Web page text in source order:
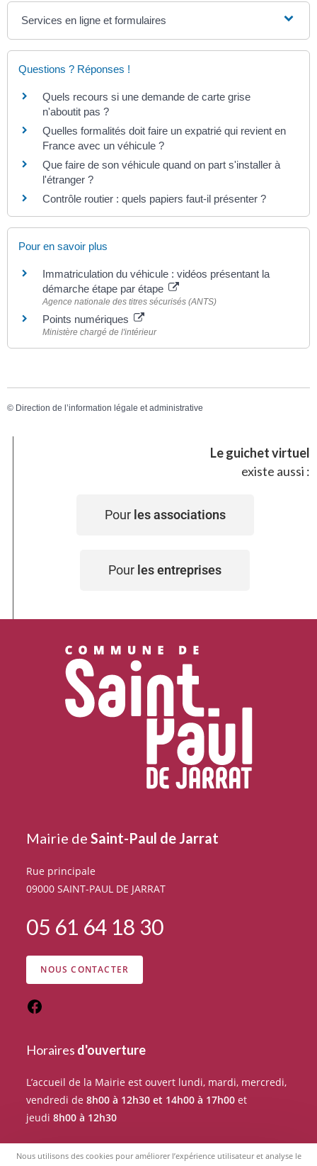
Services en ligne et formulaires
Questions ? Réponses !
Quels recours si une demande de carte grise
n'aboutit pas ?
Quelles formalités doit faire un expatrié qui revient en
France avec un véhicule ?
Que faire de son véhicule quand on part s'installer à
l'étranger ?
Contrôle routier : quels papiers faut-il présenter ?
Pour en savoir plus
Immatriculation du véhicule : vidéos présentant la
démarche étape par étape
Agence nationale des titres sécurisés (ANTS)
Points numériques
Ministère chargé de l'intérieur
© Direction de l’information légale et administrative
Le guichet virtuel
existe aussi :
Pour les associations
Pour les entreprises
Mairie deSaint-Paul de Jarrat
Rue principale
09000 SAINT-PAUL DE JARRAT
05 61 64 18 30
NOUS CONTACTER
Horaires d'ouverture
L’accueil de la Mairie est ouvert lundi, mardi, mercredi,
vendredi de8h00 à 12h30 et 14h00 à 17h00 et
jeudi8h00 à 12h30
Pour tout rendez-vous avec un élu du Conseil
Nous utilisons des cookies pour améliorer l’expérience utilisateur et analyse le